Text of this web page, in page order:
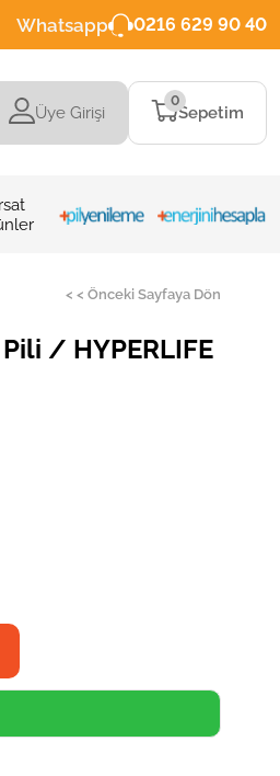
Whatsapp 0216 629 90 40
Üye Girişi Sepetim
0
< < Önceki Sayfaya Dön
/ HYPERLIFE